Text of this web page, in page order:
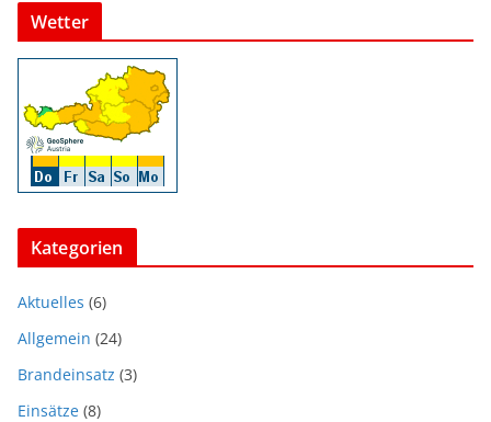
Wetter
Kategorien
Aktuelles (6)
Allgemein (24)
Brandeinsatz (3)
Einsätze (8)